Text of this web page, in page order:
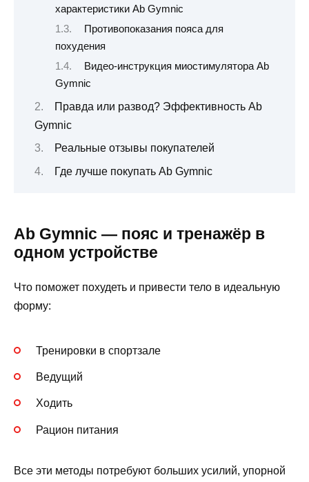
характеристики Ab Gymnic
Противопоказания пояса для
похудения
Видео-инструкция миостимулятора Ab
Gymnic
Правда или развод? Эффективность Ab
Gymnic
Реальные отзывы покупателей
Где лучше покупать Ab Gymnic
Ab Gymnic — пояс и тренажёр в
одном устройстве
Что поможет похудеть и привести тело в идеальную
форму:
Тренировки в спортзале
Ведущий
Ходить
Рацион питания
Все эти методы потребуют больших усилий, упорной